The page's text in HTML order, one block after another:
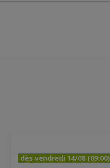
dès vendredi 14/08 (09:00)